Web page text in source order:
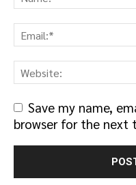
Save my name,
browser for the next